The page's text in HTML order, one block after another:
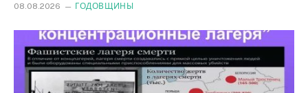
08.08.2026 ГОДОВЩИНЫ